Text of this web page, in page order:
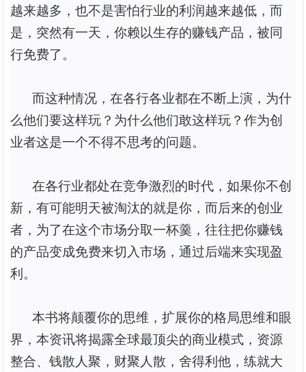
越来越多，也不是害怕行业的利润越来越低，而
是，突然有一天，你赖以生存的赚钱产品，被同
行免费了。
而这种情况，在各行各业都在不断上演，为什
么他们要这样玩？为什么他们敢这样玩？作为创
业者这是一个不得不思考的问题。
在各行业都处在竞争激烈的时代，如果你不创
新，有可能明天被淘汰的就是你，而后来的创业
者，为了在这个市场分取一杯羹，往往把你赚钱
的产品变成免费来切入市场，通过后端来实现盈
利。
本书将颠覆你的思维，扩展你的格局思维和眼
界，本资讯将揭露全球最顶尖的商业模式，资源
整合、钱散人聚，财聚人散，舍得利他，练就大